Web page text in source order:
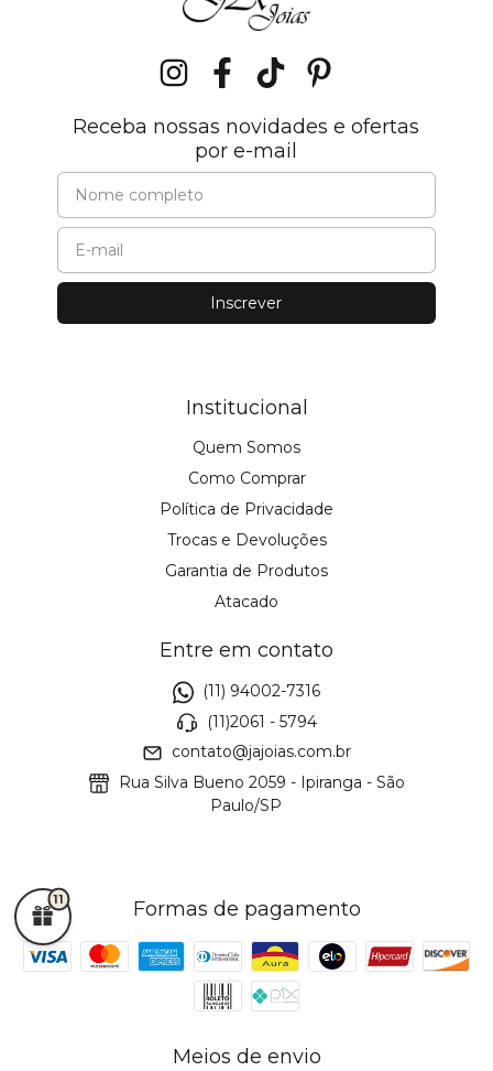
Receba nossas novidades e ofertas
por e-mail
Institucional
Quem Somos
Como Comprar
Política de Privacidade
Trocas e Devoluções
Garantia de Produtos
Atacado
Entre em contato
(11) 94002-7316
(11)2061 - 5794
contato@jajoias.com.br
Rua Silva Bueno 2059 - Ipiranga - São
Paulo/SP
Formas de pagamento
Meios de envio
11